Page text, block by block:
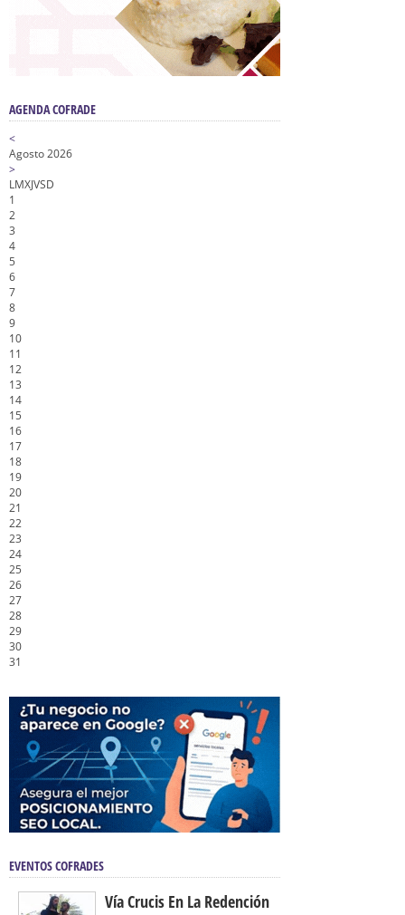
AGENDA COFRADE
<
Agosto 2026
>
LMXJVSD
1
2
3
4
5
6
7
8
9
10
11
12
13
14
15
16
17
18
19
20
21
22
23
24
25
26
27
28
29
30
31
EVENTOS COFRADES
Vía Crucis En La Redención